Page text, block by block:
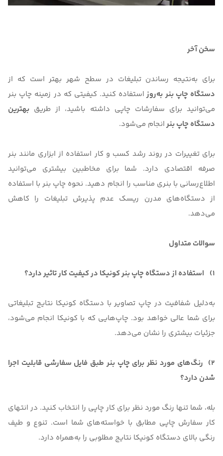
سخن آخر
برای به‌نتیجه رساندن تبلیغات در سطح شهر بهتر است که از
دستگاه چاپ بنر به‌روز استفاده کنید. کیفیتی که در زمینه‌ چاپ بنر
می‌توانید برای سفارشات چاپی داشته باشید، از طریق بهترین
دستگاه چاپ بنرانجام می‌شود.
برای تغییرات در روند رشد کسب و کار استفاده از ابزاری مانند بنر
صرفه ‌اقتصادی دارد. شما برای مخاطبین بیشتری می‌توانید
اطلاع‌رسانی با بنری مناسب را انجام دهید. نحوه چاپ بنر با استفاده
از دستگاه‌های مدرن ریسک عدم پذیرش تبلیغات را کاهش
می‌دهد.
سوالات متداول
1) استفاده از دستگاه چاپ بنر کونیکا در کیفیت کار تاثیر دارد؟
به‌دلیل شفافیت در چاپ تصاویر با دستگاه کونیکا نتایج تبلیغاتی
برای شما عالی خواهد بود. چاپ‌هایی که با کونیکا انجام می‌شود،
جزئیات بیشتری را نشان می‌دهد.
2)
رنگ‌های مورد نظر برای چاپ بنر طبق فایل سفارشی قابلیت اجرا
شدن دارد؟
بله، شما تنها رنگ مورد نظر برای کار چاپی را انتخاب کنید. در انتهای
کار سفارش چاپی مطابق با خواسته‌های شما است. تنوع و طیف
رنگی بالای دستگاه کونیکا نتایج مطلوبی را به‌همراه دارد.